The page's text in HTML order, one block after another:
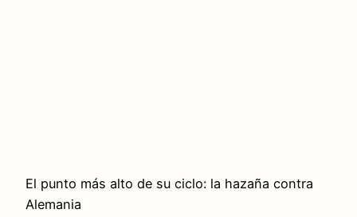
El punto más alto de su ciclo: la hazaña contra
Alemania